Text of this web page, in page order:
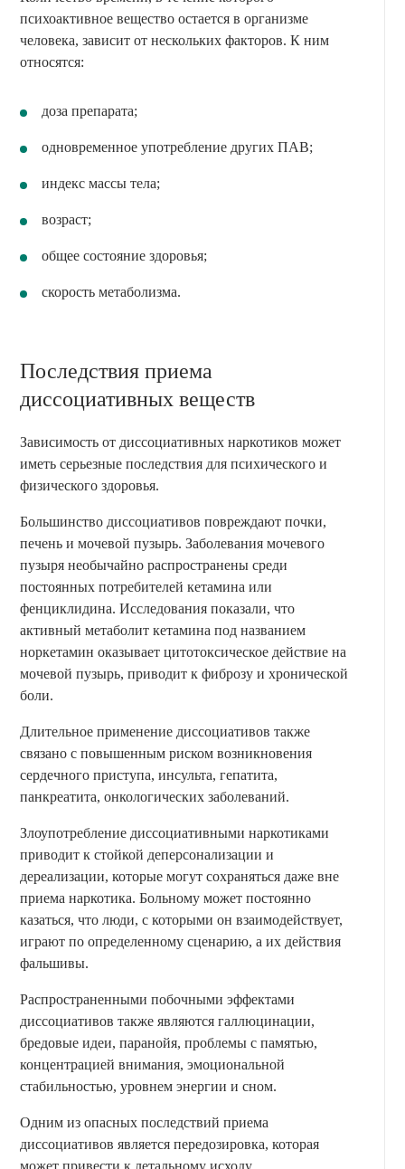
психоактивное вещество остается в организме
человека, зависит от нескольких факторов. К ним
относятся:
доза препарата;
одновременное употребление других ПАВ;
индекс массы тела;
возраст;
общее состояние здоровья;
скорость метаболизма.
Последствия приема
диссоциативных веществ
Зависимость от диссоциативных наркотиков может
иметь серьезные последствия для психического и
физического здоровья.
Большинство диссоциативов повреждают почки,
печень и мочевой пузырь. Заболевания мочевого
пузыря необычайно распространены среди
постоянных потребителей кетамина или
фенциклидина. Исследования показали, что
активный метаболит кетамина под названием
норкетамин оказывает цитотоксическое действие на
мочевой пузырь, приводит к фиброзу и хронической
боли.
Длительное применение диссоциативов также
связано с повышенным риском возникновения
сердечного приступа, инсульта, гепатита,
панкреатита, онкологических заболеваний.
Злоупотребление диссоциативными наркотиками
приводит к стойкой деперсонализации и
дереализации, которые могут сохраняться даже вне
приема наркотика. Больному может постоянно
казаться, что люди, с которыми он взаимодействует,
играют по определенному сценарию, а их действия
фальшивы.
Распространенными побочными эффектами
диссоциативов также являются галлюцинации,
бредовые идеи, паранойя, проблемы с памятью,
концентрацией внимания, эмоциональной
стабильностью, уровнем энергии и сном.
Одним из опасных последствий приема
диссоциативов является передозировка, которая
может привести к летальному исходу.